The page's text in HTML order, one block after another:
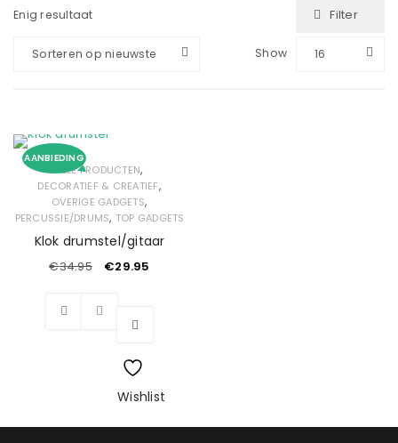
Enig resultaat Filter
Sorteren op nieuwste Show 16
AANBIEDING
ALLE PRODUCTEN,
DECORATIEF & CREATIEF,
OVERIGE GADGETS,
PERCUSSIE/DRUMS, TOP GADGETS
Klok drumstel/gitaar
€34.95 €29.95
Wishlist